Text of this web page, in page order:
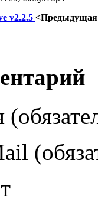
v2.2.5 <Предыдущая